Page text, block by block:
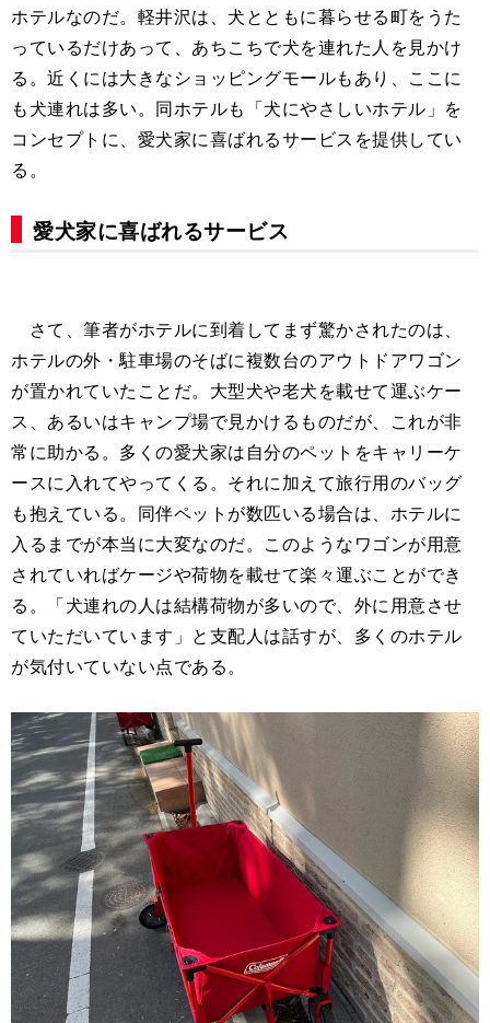
ホテルなのだ。軽井沢は、犬とともに暮らせる町をうた
っているだけあって、あちこちで犬を連れた人を見かけ
る。近くには大きなショッピングモールもあり、ここに
も犬連れは多い。同ホテルも「犬にやさしいホテル」を
コンセプトに、愛犬家に喜ばれるサービスを提供してい
る。
愛犬家に喜ばれるサービス
さて、筆者がホテルに到着してまず驚かされたのは、
ホテルの外・駐車場のそばに複数台のアウトドアワゴン
が置かれていたことだ。大型犬や老犬を載せて運ぶケー
ス、あるいはキャンプ場で見かけるものだが、これが非
常に助かる。多くの愛犬家は自分のペットをキャリーケ
ースに入れてやってくる。それに加えて旅行用のバッグ
も抱えている。同伴ペットが数匹いる場合は、ホテルに
入るまでが本当に大変なのだ。このようなワゴンが用意
されていればケージや荷物を載せて楽々運ぶことができ
る。「犬連れの人は結構荷物が多いので、外に用意させ
ていただいています」と支配人は話すが、多くのホテル
が気付いていない点である。